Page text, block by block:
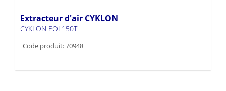
Extracteur d'air CYKLON
CYKLON EOL150T
Code produit: 70948